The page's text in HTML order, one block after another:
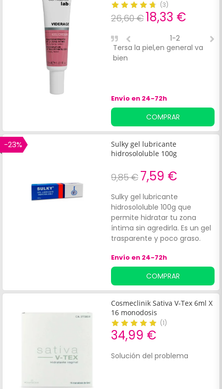
(3)
26,60 €18,33 €
Tersa la piel,en general va
bien
1-2
Envío en 24-72h
COMPRAR
-23%
Sulky gel lubricante
hidrosololuble 100g
9,85 € 7,59 €
Sulky gel lubricante
hidrosololuble 100g que
permite hidratar tu zona
íntima sin agredirla. Es un gel
trasparente y poco graso.
Envío en 24-72h
COMPRAR
Cosmeclinik Sativa V-Tex 6ml X
16 monodosis
(1)
34,99 €
Solución del problema